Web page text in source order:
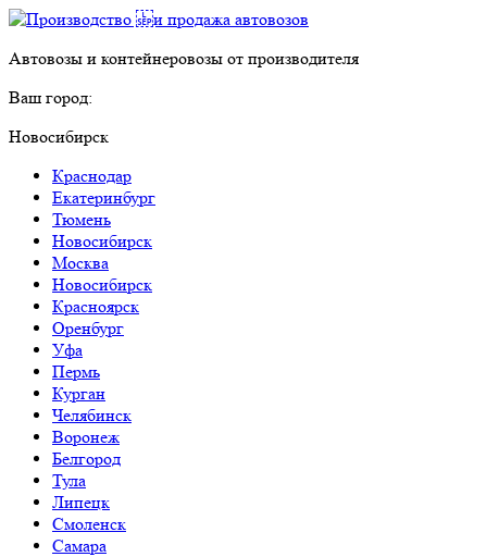
Автовозы и контейнеровозы от производителя
Ваш город:
Новосибирск
Краснодар
Екатеринбург
Тюмень
Новосибирск
Москва
Новосибирск
Красноярск
Оренбург
Уфа
Пермь
Курган
Челябинск
Воронеж
Белгород
Тула
Липецк
Смоленск
Самара